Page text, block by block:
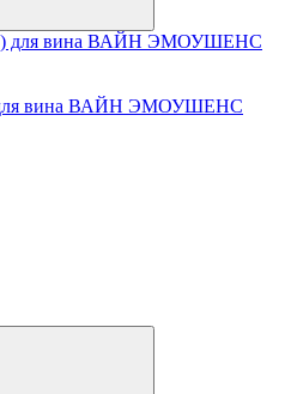
для вина ВАЙН ЭМОУШЕНС